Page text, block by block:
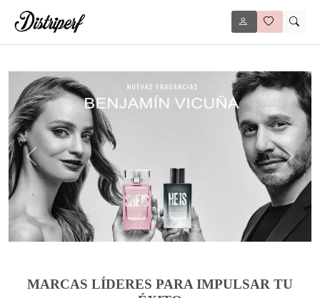
Anterior
MARCAS LÍDERES PARA IMPULSAR TU